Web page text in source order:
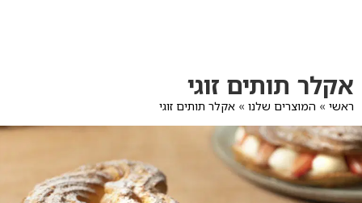
לתפריט
הקטגוריות
לפרטי
המוצר
אקלר תותים זוגי
ראשי » המוצרים שלנו » אקלר תותים זוגי